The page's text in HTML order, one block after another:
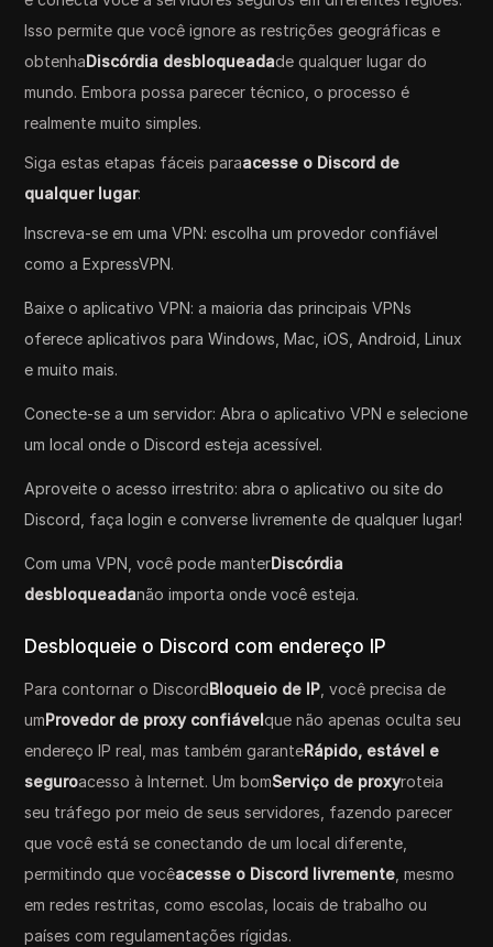
Isso permite que você ignore as restrições geográficas e
obtenhaDiscórdia desbloqueadade qualquer lugar do
mundo. Embora possa parecer técnico, o processo é
realmente muito simples.
Siga estas etapas fáceis paraacesse o Discord de
qualquer lugar:
Inscreva-se em uma VPN: escolha um provedor confiável
como a ExpressVPN.
Baixe o aplicativo VPN: a maioria das principais VPNs
oferece aplicativos para Windows, Mac, iOS, Android, Linux
e muito mais.
Conecte-se a um servidor: Abra o aplicativo VPN e selecione
um local onde o Discord esteja acessível.
Aproveite o acesso irrestrito: abra o aplicativo ou site do
Discord, faça login e converse livremente de qualquer lugar!
Com uma VPN, você pode manterDiscórdia
desbloqueadanão importa onde você esteja.
Desbloqueie o Discord com endereço IP
Para contornar o DiscordBloqueio de IP , você precisa de
umProvedor de proxy confiávelque não apenas oculta seu
endereço IP real, mas também garanteRápido, estável e
seguroacesso à Internet. Um bomServiço de proxyroteia
seu tráfego por meio de seus servidores, fazendo parecer
que você está se conectando de um local diferente,
permitindo que vocêacesse o Discord livremente , mesmo
em redes restritas, como escolas, locais de trabalho ou
países com regulamentações rígidas.